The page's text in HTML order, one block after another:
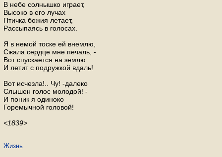
В небе солнышко играет,
Высоко в его лучах
Птичка божия летает,
Рассыпаясь в голосах.
Я в немой тоске ей внемлю,
Сжала сердце мне печаль, -
Вот спускается на землю
И летит с подружкой вдаль!
Вот исчезла!.. Чу! -далеко
Слышен голос молодой! -
И поник я одиноко
Горемычной головой!
<1839>
Жизнь